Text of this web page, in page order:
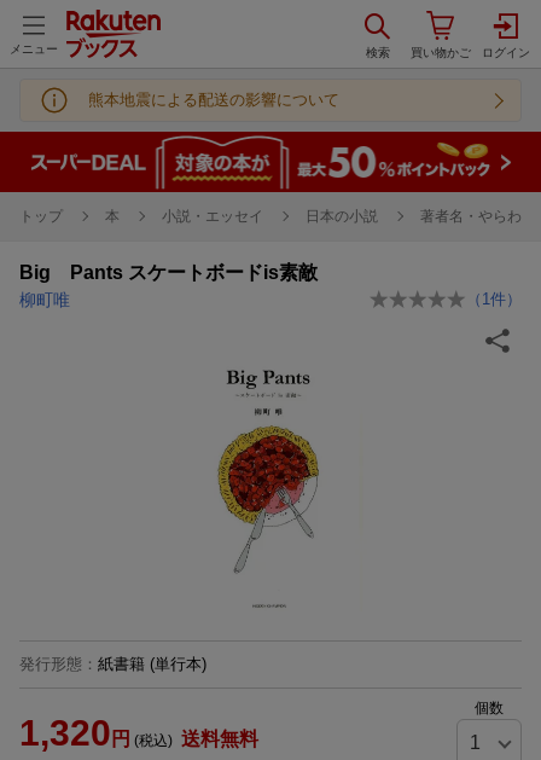
メニュー
熊本地震による配送の影響について
トップ 本 小説・エッセイ 日本の小説 著者名・やらわ行
Big Pants スケートボードis素敵
柳町唯 （ 1 件）
発行形態 ： 紙書籍 (単行本)
1,320 円 (税込) 送料無料
個数